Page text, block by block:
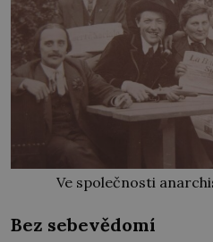
Ve společnosti
Bez sebevědomí